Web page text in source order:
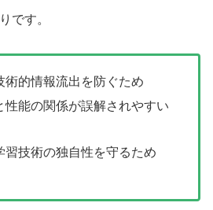
です。
術的情報流出を防ぐため
性能の関係が誤解されやすい
習技術の独自性を守るため